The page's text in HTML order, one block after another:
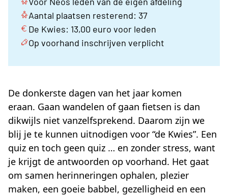
Aantal plaatsen resterend: 37
De Kwies: 13,00 euro voor leden
Op voorhand inschrijven verplicht
De donkerste dagen van het jaar komen
eraan. Gaan wandelen of gaan fietsen is dan
dikwijls niet vanzelfsprekend. Daarom zijn we
blij je te kunnen uitnodigen voor “de Kwies”. Een
quiz en toch geen quiz … en zonder stress, want
je krijgt de antwoorden op voorhand. Het gaat
om samen herinneringen ophalen, plezier
maken, een goeie babbel, gezelligheid en een